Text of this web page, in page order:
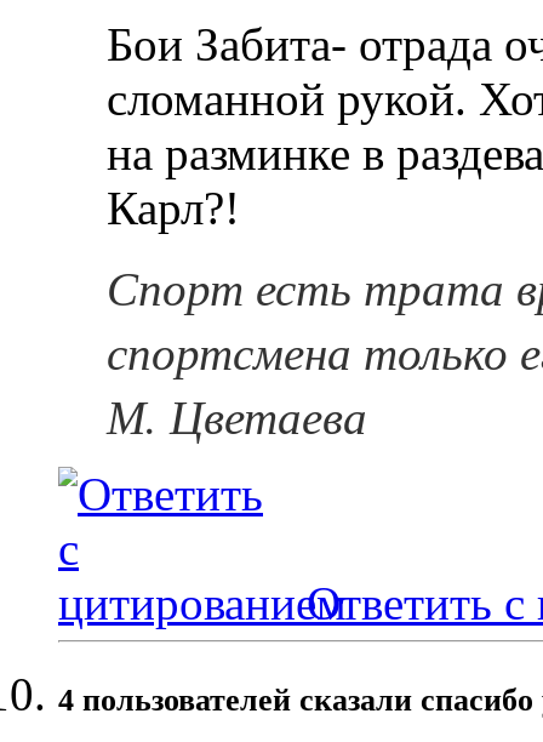
Бои Забита- отрада
сломанной рукой.
на разминке в
Карл?!
Спорт есть трата
спортсмена только
М. Цветаева
Ответить с
4 пользователей сказали